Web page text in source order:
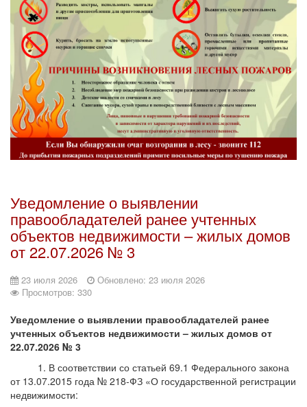
Уведомление о выявлении
правообладателей ранее учтенных
объектов недвижимости – жилых домов
от 22.07.2026 № 3
23 июля 2026
Обновлено: 23 июля 2026
Просмотров: 330
Уведомление о выявлении правообладателей ранее
учтенных объектов недвижимости – жилых домов от
22.07.2026 № 3
1. В соответствии со статьей 69.1 Федерального закона
от 13.07.2015 года № 218-ФЗ «О государственной регистрации
недвижимости: